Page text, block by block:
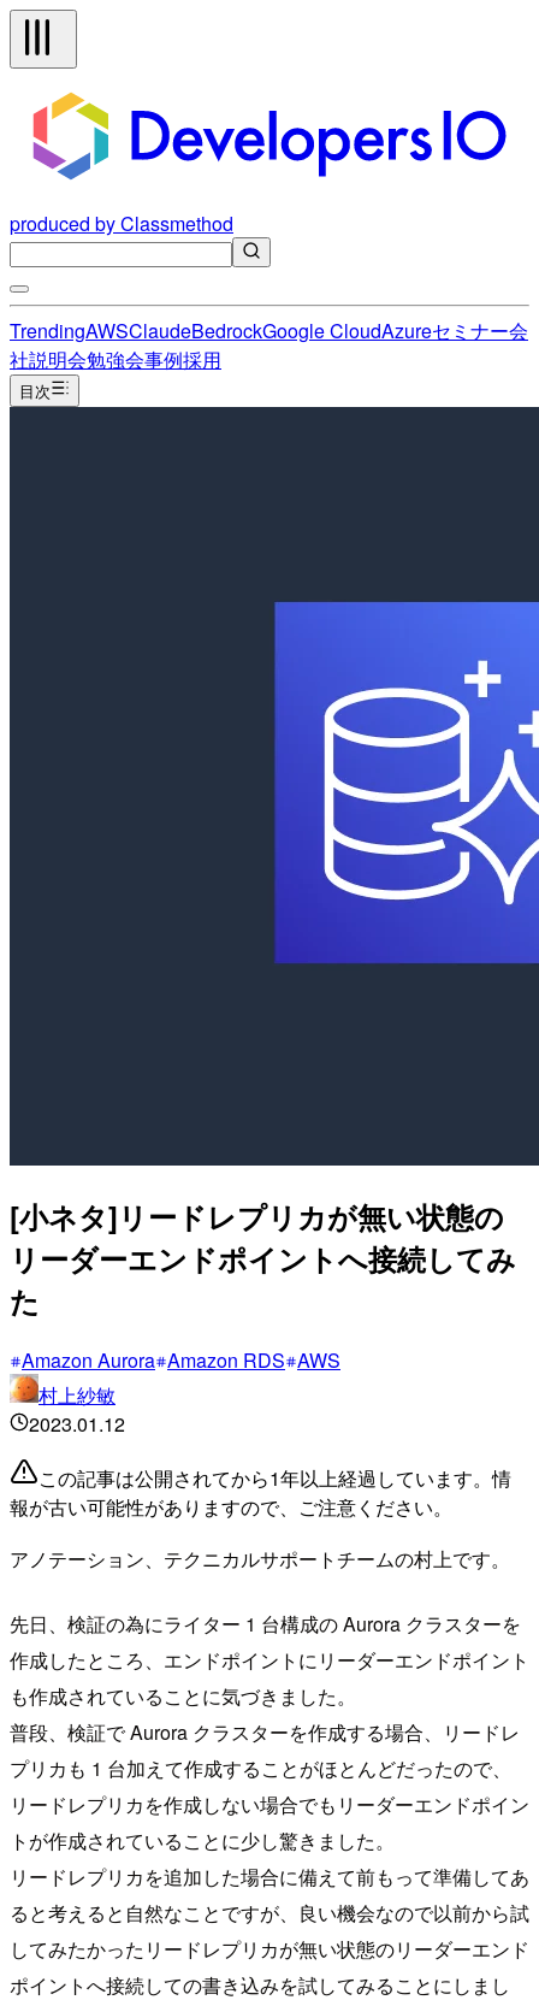
produced by Classmethod
TrendingAWSClaudeBedrockGoogle CloudAzureセミナー会
社説明会勉強会事例採用
目次
[小ネタ]リードレプリカが無い状態の
リーダーエンドポイントへ接続してみ
た
Amazon Aurora Amazon RDS AWS
村上紗敏
2023.01.12
この記事は公開されてから1年以上経過しています。情
報が古い可能性がありますので、ご注意ください。
アノテーション、テクニカルサポートチームの村上です。
先日、検証の為にライター 1 台構成の Aurora クラスターを
作成したところ、エンドポイントにリーダーエンドポイント
も作成されていることに気づきました。
普段、検証で Aurora クラスターを作成する場合、リードレ
プリカも 1 台加えて作成することがほとんどだったので、
リードレプリカを作成しない場合でもリーダーエンドポイン
トが作成されていることに少し驚きました。
リードレプリカを追加した場合に備えて前もって準備してあ
ると考えると自然なことですが、良い機会なので以前から試
してみたかったリードレプリカが無い状態のリーダーエンド
ポイントへ接続しての書き込みを試してみることにしまし